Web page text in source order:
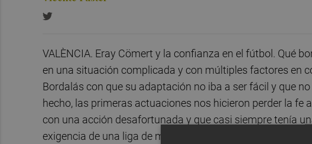
VALÈNCIA. Eray Cömert y la confianza en el fútbol. Qué
en una situación complicada y con múltiples factores en
Bordalás con que su adaptación no iba a ser fácil y que
hecho, las primeras actuaciones nos hicieron perder la
con una acción desafortunada y que casi siempre tenía
exigencia de una liga de mayor nivel, el idioma o el